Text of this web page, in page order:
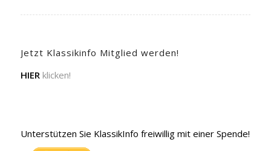
Jetzt Klassikinfo Mitglied werden!
HIER klicken!
Unterstützen Sie KlassikInfo freiwillig mit einer Spende!